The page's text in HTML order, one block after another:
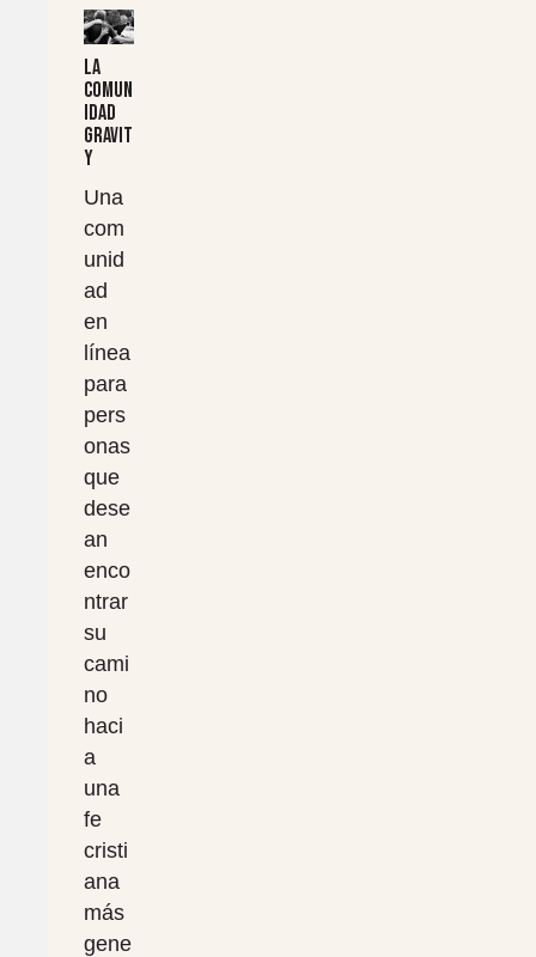
La
comun
idad
Gravit
y
Una
com
unid
ad
en
línea
para
pers
onas
que
dese
an
enco
ntrar
su
cami
no
haci
a
una
fe
cristi
ana
más
gene